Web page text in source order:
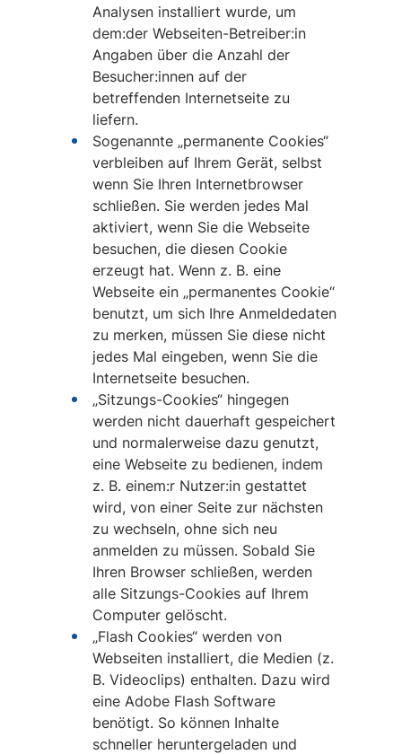
Analysen installiert wurde, um
dem:der Webseiten-Betreiber:in
Angaben über die Anzahl der
Besucher:innen auf der
betreffenden Internetseite zu
liefern.
Sogenannte „permanente Cookies“
verbleiben auf Ihrem Gerät, selbst
wenn Sie Ihren Internetbrowser
schließen. Sie werden jedes Mal
aktiviert, wenn Sie die Webseite
besuchen, die diesen Cookie
erzeugt hat. Wenn z. B. eine
Webseite ein „permanentes Cookie“
benutzt, um sich Ihre Anmeldedaten
zu merken, müssen Sie diese nicht
jedes Mal eingeben, wenn Sie die
Internetseite besuchen.
„Sitzungs-Cookies“ hingegen
werden nicht dauerhaft gespeichert
und normalerweise dazu genutzt,
eine Webseite zu bedienen, indem
z. B. einem:r Nutzer:in gestattet
wird, von einer Seite zur nächsten
zu wechseln, ohne sich neu
anmelden zu müssen. Sobald Sie
Ihren Browser schließen, werden
alle Sitzungs-Cookies auf Ihrem
Computer gelöscht.
„Flash Cookies“ werden von
Webseiten installiert, die Medien (z.
B. Videoclips) enthalten. Dazu wird
eine Adobe Flash Software
benötigt. So können Inhalte
schneller heruntergeladen und